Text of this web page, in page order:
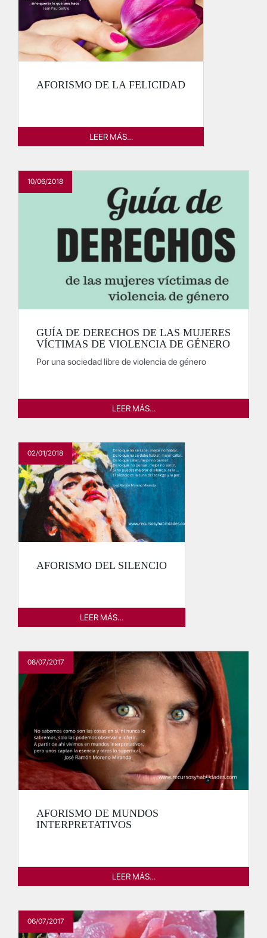
AFORISMO DE LA FELICIDAD
LEER MÁS…
10/06/2018
GUÍA DE DERECHOS DE LAS MUJERES
VÍCTIMAS DE VIOLENCIA DE GÉNERO
Por una sociedad libre de violencia de género
LEER MÁS…
02/01/2018
AFORISMO DEL SILENCIO
LEER MÁS…
08/07/2017
AFORISMO DE MUNDOS
INTERPRETATIVOS
LEER MÁS…
06/07/2017